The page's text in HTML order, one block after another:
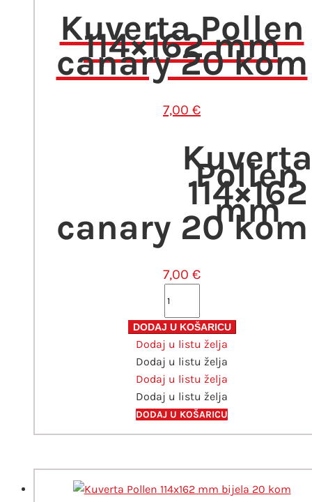
Kuverta Pollen
114×162 mm
canary 20 kom
7,00 €
Pollen
114×162
mm
canary 20 kom
7,00 €
114x162
mm
canary
20
kom
količina
DODAJ U KOŠARICU
Dodaj u listu želja
Dodaj u listu želja
Dodaj u listu želja
Dodaj u listu želja
DODAJ U KOŠARICU